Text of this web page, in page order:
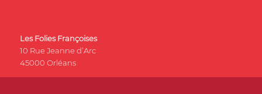
Les Folies Françoises
10 Rue Jeanne d’Arc
45000 Orléans